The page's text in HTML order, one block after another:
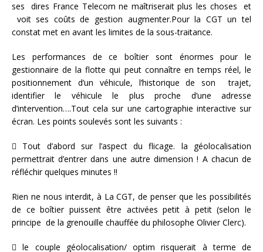
ses dires France Telecom ne maîtriserait plus les choses et
voit ses coûts de gestion augmenter.Pour la CGT un tel
constat met en avant les limites de la sous-traitance.
Les performances de ce boîtier sont énormes pour le
gestionnaire de la flotte qui peut connaître en temps réel, le
positionnement d’un véhicule, l’historique de son trajet,
identifier le véhicule le plus proche d’une adresse
d’intervention….Tout cela sur une cartographie interactive sur
écran. Les points soulevés sont les suivants :
 Tout d’abord sur l’aspect du flicage. la géolocalisation
permettrait d’entrer dans une autre dimension ! A chacun de
réfléchir quelques minutes !!
Rien ne nous interdit, à La CGT, de penser que les possibilités
de ce boîtier puissent être activées petit à petit (selon le
principe de la grenouille chauffée du philosophe Olivier Clerc).
 le couple géolocalisation/ optim risquerait à terme de